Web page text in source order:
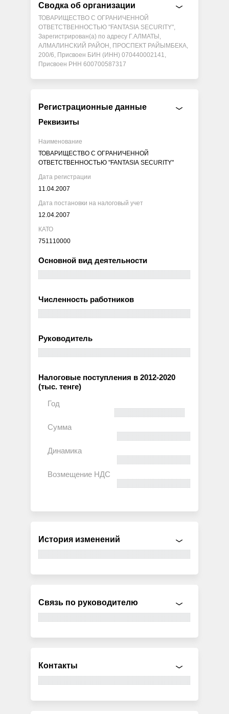
Сводка об организации
ТОВАРИЩЕСТВО С ОГРАНИЧЕННОЙ
ОТВЕТСТВЕННОСТЬЮ "FANTASIA SECURITY",
Зарегистрирован(а) по адресу Г.АЛМАТЫ,
АЛМАЛИНСКИЙ РАЙОН, ПРОСПЕКТ РАЙЫМБЕКА,
200/6, Присвоен БИН (ИНН) 070440002141,
Присвоен РНН 600700587317
Регистрационные данные
Реквизиты
Наименование
ТОВАРИЩЕСТВО С ОГРАНИЧЕННОЙ
ОТВЕТСТВЕННОСТЬЮ "FANTASIA SECURITY"
Дата регистрации
11.04.2007
Дата постановки на налоговый учет
12.04.2007
КАТО
751110000
Основной вид деятельности
Численность работников
Руководитель
Налоговые поступления в 2012-2020
(тыс. тенге)
История изменений
Связь по руководителю
Контакты